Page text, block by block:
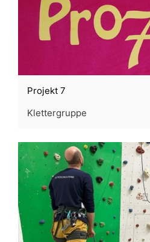
Projekt 7
Klettergruppe